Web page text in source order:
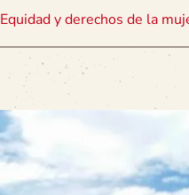
Equidad y derechos de la